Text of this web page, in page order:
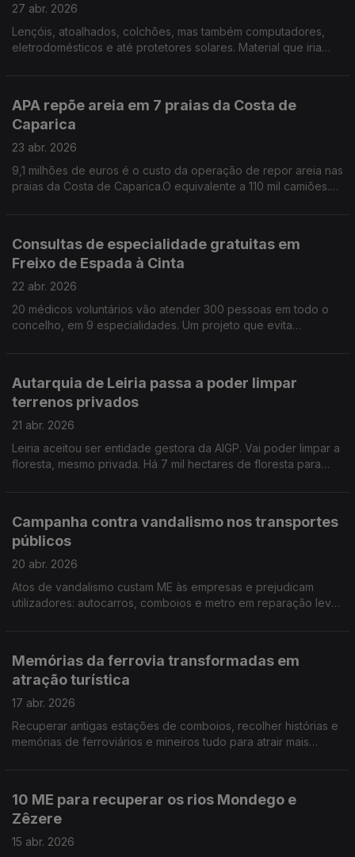
27 abr. 2026
Lençóis, atoalhados, colchões, mas também computadores,
eletrodomésticos e até protetores solares. Material que iria
APA repõe areia em 7 praias da Costa de
Caparica
23 abr. 2026
9,1 milhões de euros é o custo da operação de repor areia nas
praias da Costa de Caparica.O equivalente a 110 mil camiões.
Consultas de especialidade gratuitas em
Freixo de Espada à Cinta
22 abr. 2026
20 médicos voluntários vão atender 300 pessoas em todo o
concelho, em 9 especialidades. Um projeto que evita
Autarquia de Leiria passa a poder limpar
terrenos privados
21 abr. 2026
Leiria aceitou ser entidade gestora da AIGP. Vai poder limpar a
floresta, mesmo privada. Há 7 mil hectares de floresta para
Campanha contra vandalismo nos transportes
públicos
20 abr. 2026
Atos de vandalismo custam ME às empresas e prejudicam
utilizadores: autocarros, comboios e metro em reparação leva
Memórias da ferrovia transformadas em
atração turística
17 abr. 2026
Recuperar antigas estações de comboios, recolher histórias e
memórias de ferroviários e mineiros tudo para atrair mais
10 ME para recuperar os rios Mondego e
Zêzere
15 abr. 2026